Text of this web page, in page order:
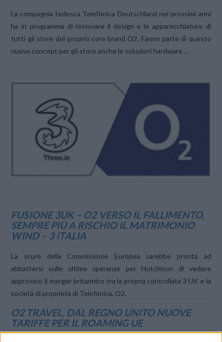
VIEW POST
La compagnia tedesca Telefónica Deutschland nei prossimi anni
ha in programma di rinnovare il design e le apparecchiature di
tutti gli store del proprio core brand O2. Fanno parte di questo
nuovo concept per gli store anche le soluzioni hardware …
FUSIONE 3UK – O2 VERSO IL FALLIMENTO,
SEMPRE PIÙ A RISCHIO IL MATRIMONIO
WIND – 3 ITALIA
La scure della Commissione Europea sarebbe pronta ad
abbattersi sulle ultime speranze per Hutchison di vedere
approvato il merger britannico tra la propria controllata 3 UK e la
società di proprietà di Telefonica, O2.
O2 TRAVEL, DAL REGNO UNITO NUOVE
TARIFFE PER IL ROAMING UE